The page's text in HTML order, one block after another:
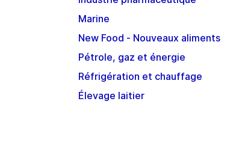
Marine
New Food - Nouveaux aliments
Pétrole, gaz et énergie
Réfrigération et chauffage
Élevage laitier